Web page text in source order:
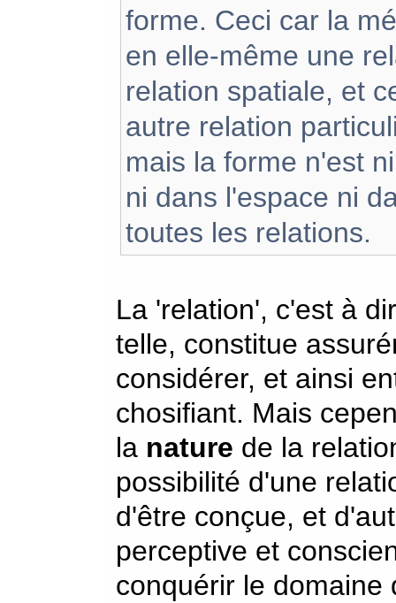
forme. Ceci car la
en elle-même une
relation spatiale, et
autre relation
mais la forme n'est
ni dans l'espace ni
toutes les relations.
La 'relation', c'est à
telle, constitue
considérer, et ainsi
chosifiant. Mais
la nature de la
possibilité d'une
d'être conçue, et
perceptive et
conquérir le domaine